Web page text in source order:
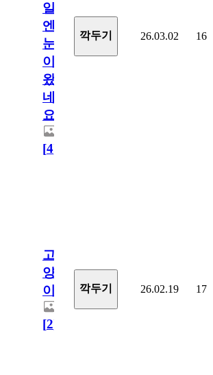
일
엔
눈
이
왔
네
요
[4]
깍두기 26.03.02 16
고
양
이
[2]
깍두기 26.02.19 17